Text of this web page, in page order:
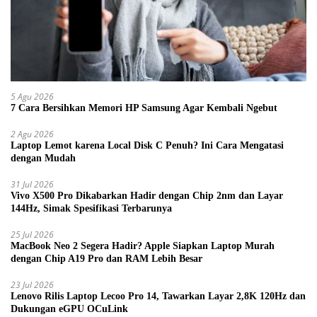
5 Agu 2026
7 Cara Bersihkan Memori HP Samsung Agar Kembali Ngebut
2 Agu 2026
Laptop Lemot karena Local Disk C Penuh? Ini Cara Mengatasi
dengan Mudah
31 Jul 2026
Vivo X500 Pro Dikabarkan Hadir dengan Chip 2nm dan Layar
144Hz, Simak Spesifikasi Terbarunya
25 Jul 2026
MacBook Neo 2 Segera Hadir? Apple Siapkan Laptop Murah
dengan Chip A19 Pro dan RAM Lebih Besar
23 Jul 2026
Lenovo Rilis Laptop Lecoo Pro 14, Tawarkan Layar 2,8K 120Hz dan
Dukungan eGPU OCuLink